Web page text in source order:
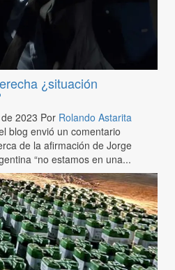
¿situación
2023 Por Rolando Astarita
blog envió un comentario
de la afirmación de Jorge
“no estamos en una...